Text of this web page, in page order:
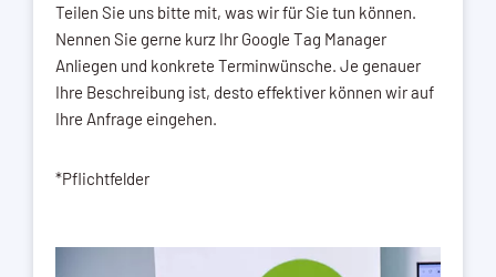
Teilen Sie uns bitte mit, was wir für Sie tun können.
Nennen Sie gerne kurz Ihr Google Tag Manager
Anliegen und konkrete Terminwünsche. Je genauer
Ihre Beschreibung ist, desto effektiver können wir auf
Ihre Anfrage eingehen.
*Pflichtfelder